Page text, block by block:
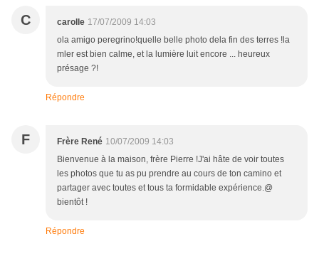
C carolle 17/07/2009 14:03
ola amigo peregrino!quelle belle photo dela fin des terres !la
mler est bien calme, et la lumière luit encore ... heureux
présage ?!
Répondre
F Frère René 10/07/2009 14:03
Bienvenue à la maison, frère Pierre !J'ai hâte de voir toutes
les photos que tu as pu prendre au cours de ton camino et
partager avec toutes et tous ta formidable expérience.@
bientôt !
Répondre